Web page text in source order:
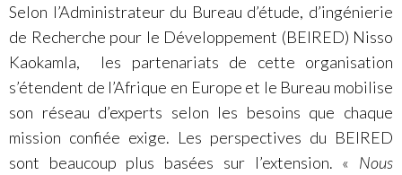
Selon l’Administrateur du Bureau d’étude, d’ingénierie
de Recherche pour le Développement (BEIRED) Nisso
Kaokamla, les partenariats de cette organisation
s’étendent de l’Afrique en Europe et le Bureau mobilise
son réseau d’experts selon les besoins que chaque
mission confiée exige. Les perspectives du BEIRED
sont beaucoup plus basées sur l’extension. « Nous